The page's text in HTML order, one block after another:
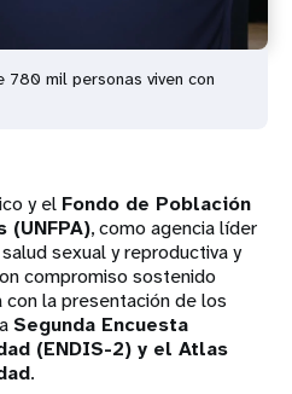
780 mil personas viven con
y el Fondo de Población
(UNFPA), como agencia líder
sexual y reproductiva y
compromiso sostenido
la presentación de los
Segunda Encuesta
(ENDIS-2) y el Atlas
.